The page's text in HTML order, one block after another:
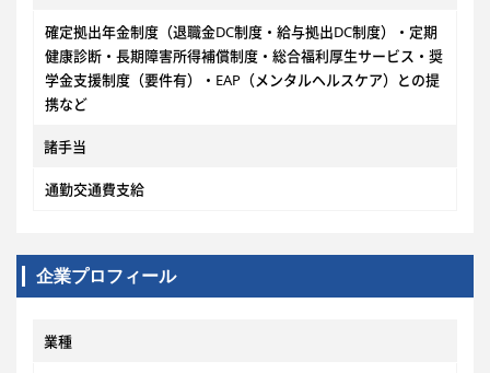
確定拠出年金制度（退職金DC制度・給与拠出DC制度）・定期
健康診断・長期障害所得補償制度・総合福利厚生サービス・奨
学金支援制度（要件有）・EAP（メンタルヘルスケア）との提
携など
諸手当
通勤交通費支給
企業プロフィール
業種